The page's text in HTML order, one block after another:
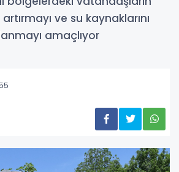
ve su kaynaklarını
amaçlıyor